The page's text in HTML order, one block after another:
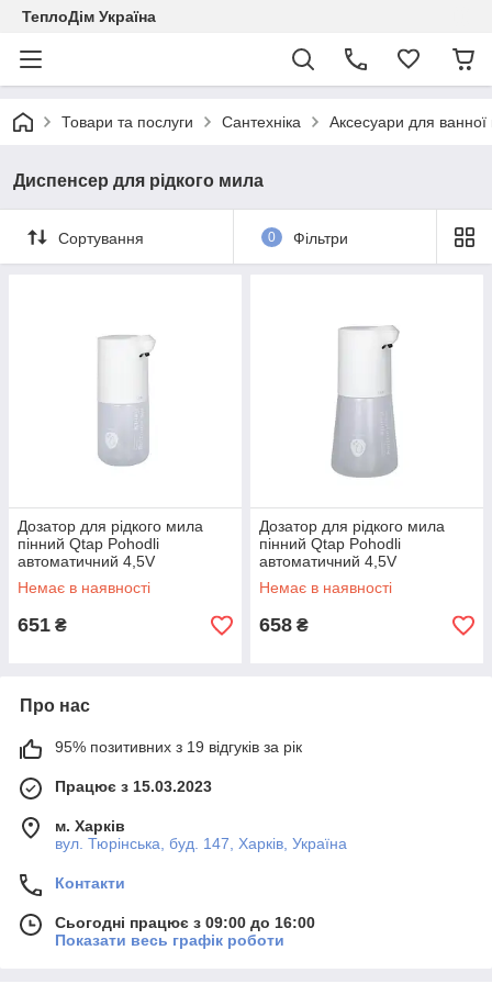
ТеплоДім Україна
Товари та послуги Сантехніка Аксесуари для ванної
Диспенсер для рідкого мила
Сортування 0 Фільтри
Дозатор для рідкого мила
пінний Qtap Pohodli
автоматичний 4,5V
QT144WH42925 White
(Autodávkovač)
Немає в наявності
651 ₴
Дозатор для рідкого мила
пінний Qtap Pohodli
автоматичний 4,5V
QT144WH42926 White
(Autodávkovač)
Немає в наявності
658 ₴
Про нас
95% позитивних з 19 відгуків за рік
Працює з 15.03.2023
м. Харків
вул. Тюрінська, буд. 147, Харків, Україна
Контакти
Сьогодні працює з 09:00 до 16:00
Показати весь графік роботи